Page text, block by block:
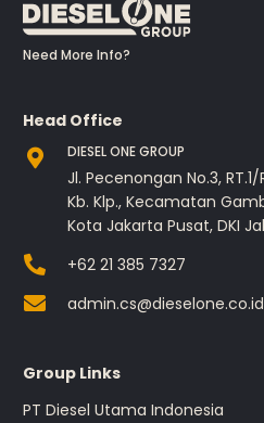
Need More Info?
Head Office
DIESEL ONE GROUP
Jl. Pecenongan No.3, RT.1/
Kb. Klp., Kecamatan
Kota Jakarta Pusat, DKI
+62 21 385 7327
admin.cs@dieselone.co.id
Group Links
PT Diesel Utama Indonesia